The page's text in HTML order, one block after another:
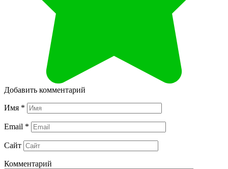
Добавить комментарий
Имя *
Email *
Сайт
Комментарий